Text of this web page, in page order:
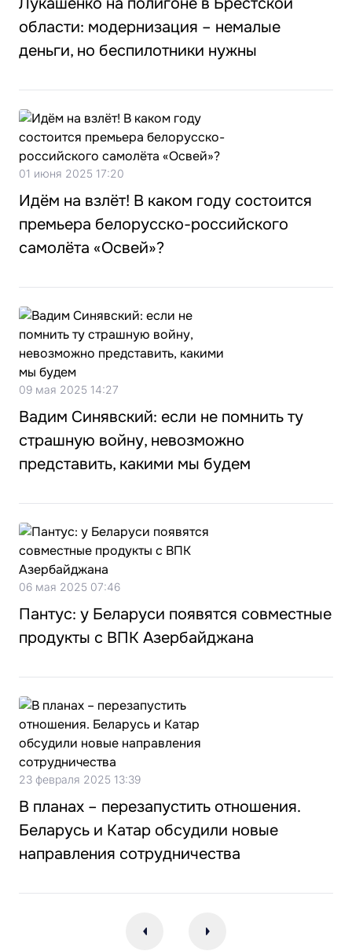
области: модернизация – немалые
деньги, но беспилотники нужны
01 июня 2025 17:20
Идём на взлёт! В каком году состоится
премьера белорусско-российского
самолёта «Освей»?
09 мая 2025 14:27
Вадим Синявский: если не помнить ту
страшную войну, невозможно
представить, какими мы будем
06 мая 2025 07:46
Пантус: у Беларуси появятся совместные
продукты с ВПК Азербайджана
23 февраля 2025 13:39
В планах – перезапустить отношения.
Беларусь и Катар обсудили новые
направления сотрудничества